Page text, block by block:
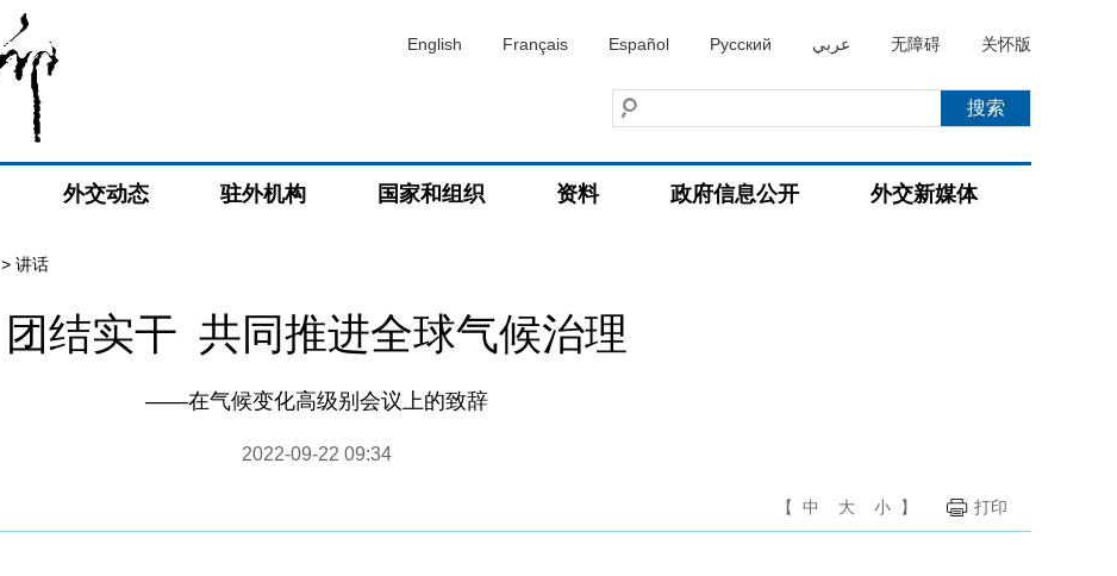
English Français Español Русский عربي 无障碍 关怀版
外交动态 驻外机构 国家和组织 资料 政府信息公开 外交新媒体
> 讲话
团结实干 共同推进全球气候治理
——在气候变化高级别会议上的致辞
2022-09-22 09:34
【 中 大 小 】 打印